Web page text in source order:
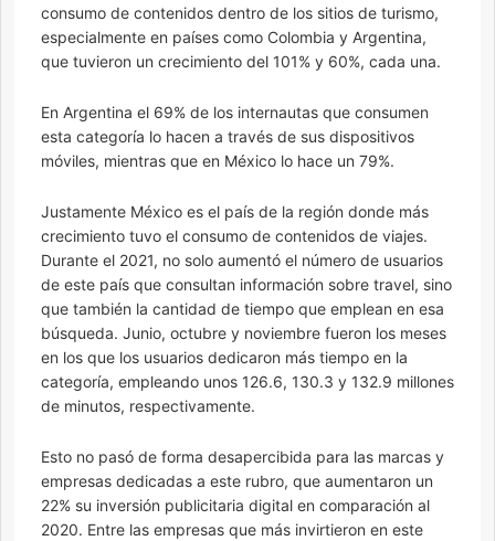
consumo de contenidos dentro de los sitios de turismo,
especialmente en países como Colombia y Argentina,
que tuvieron un crecimiento del 101% y 60%, cada una.
En Argentina el 69% de los internautas que consumen
esta categoría lo hacen a través de sus dispositivos
móviles, mientras que en México lo hace un 79%.
Justamente México es el país de la región donde más
crecimiento tuvo el consumo de contenidos de viajes.
Durante el 2021, no solo aumentó el número de usuarios
de este país que consultan información sobre travel, sino
que también la cantidad de tiempo que emplean en esa
búsqueda. Junio, octubre y noviembre fueron los meses
en los que los usuarios dedicaron más tiempo en la
categoría, empleando unos 126.6, 130.3 y 132.9 millones
de minutos, respectivamente.
Esto no pasó de forma desapercibida para las marcas y
empresas dedicadas a este rubro, que aumentaron un
22% su inversión publicitaria digital en comparación al
2020. Entre las empresas que más invirtieron en este